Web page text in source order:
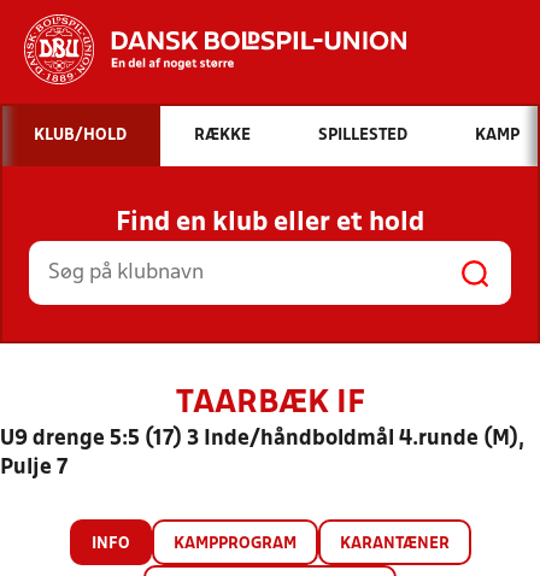
Hvad vil du søge efter?
INDHOLD OG NYHEDER
STILLINGER, RESULTATER, KLUBBER OG
HOLD
KLUB/HOLD RÆKKE SPILLESTED KAMP
Find en klub eller et hold
TAARBÆK IF
U9 drenge 5:5 (17) 3 Inde/håndboldmål 4.runde (M),
Pulje 7
INFO KAMPPROGRAM KARANTÆNER